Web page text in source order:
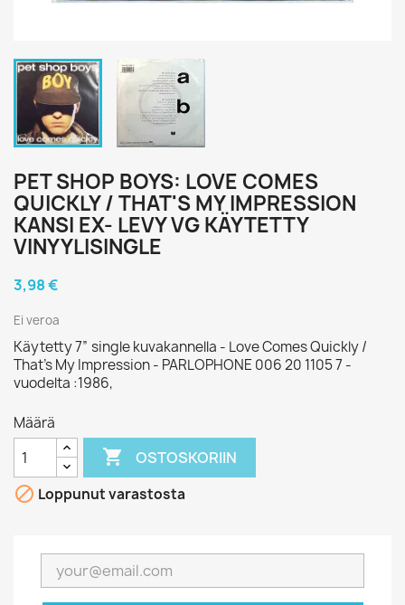
PET SHOP BOYS: LOVE COMES
QUICKLY / THAT'S MY IMPRESSION
KANSI EX- LEVY VG KÄYTETTY
VINYYLISINGLE
3,98 €
Ei veroa
Käytetty 7” single kuvakannella - Love Comes Quickly /
That's My Impression - PARLOPHONE 006 20 1105 7 -
vuodelta :1986,
Määrä
 OSTOSKORIIN
 Loppunut varastosta